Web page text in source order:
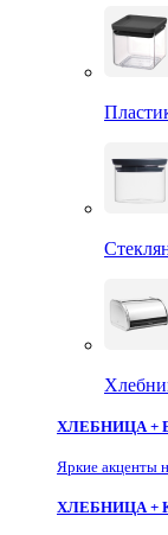
ХЛЕБНИЦА +
Яркие акценты
ХЛЕБНИЦА +